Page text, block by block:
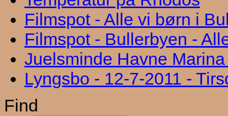
Filmspot - Alle vi børn i
Filmspot - Bullerbyen -
Juelsminde Havne
Lyngsbo - 12-7-2011 -
Find